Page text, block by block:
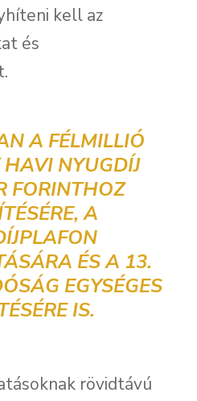
kell az
és
A FÉLMILLIÓ
NYUGDÍJ
FORINTHOZ
A
ÉS A 13.
EGYSÉGES
IS.
rövidtávú